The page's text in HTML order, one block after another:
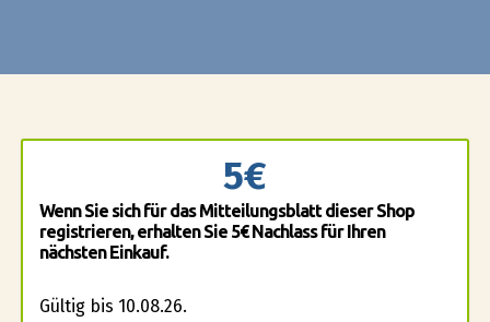
5€
Wenn Sie sich für das Mitteilungsblatt dieser Shop
registrieren, erhalten Sie 5€ Nachlass für Ihren
nächsten Einkauf.
Gültig bis 10.08.26.